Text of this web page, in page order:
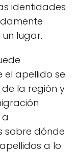
identidades
lugar.
apellido se
la región y
sobre dónde
a lo